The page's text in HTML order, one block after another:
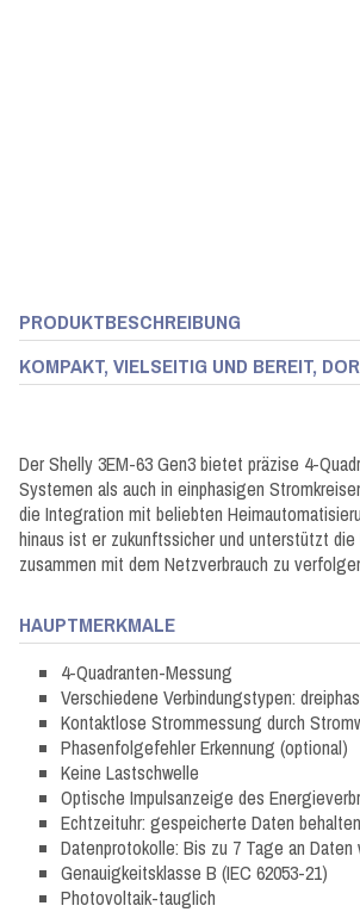
PRODUKTBESCHREIBUNG
KOMPAKT, VIELSEITIG UND BEREIT,
Der Shelly 3EM-63 Gen3 bietet präzise 4-
Systemen als auch in einphasigen
die Integration mit beliebten
hinaus ist er zukunftssicher und unterstützt
zusammen mit dem Netzverbrauch zu
HAUPTMERKMALE
4-Quadranten-Messung
Verschiedene Verbindungstypen:
Kontaktlose Strommessung durch
Phasenfolgefehler Erkennung (optional)
Keine Lastschwelle
Optische Impulsanzeige des
Echtzeituhr: gespeicherte Daten
Datenprotokolle: Bis zu 7 Tage an
Genauigkeitsklasse B (IEC 62053-21)
Photovoltaik-tauglich